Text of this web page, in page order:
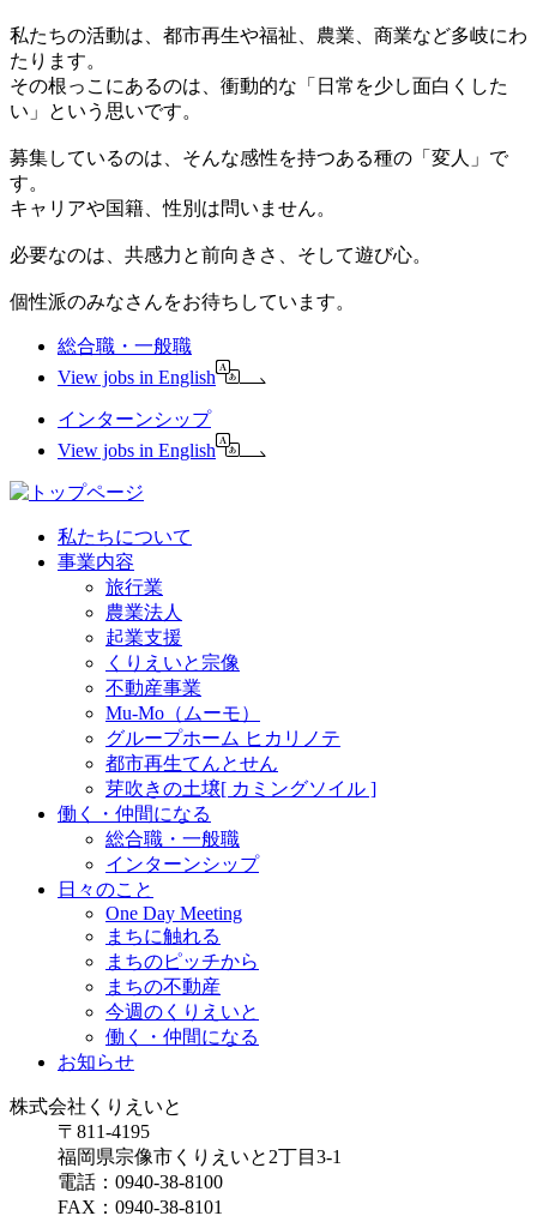
私たちの活動は、都市再生や福祉、農業、商業など多岐にわ
たります。
その根っこにあるのは、衝動的な「日常を少し面白くした
い」という思いです。
募集しているのは、そんな感性を持つある種の「変人」で
す。
キャリアや国籍、性別は問いません。
必要なのは、共感力と前向きさ、そして遊び心。
個性派のみなさんをお待ちしています。
総合職・一般職
View jobs in English
インターンシップ
View jobs in English
私たちについて
事業内容
旅行業
農業法人
起業支援
くりえいと宗像
不動産事業
Mu-Mo（ムーモ）
グループホーム ヒカリノテ
都市再生てんとせん
芽吹きの土壌[ カミングソイル ]
働く・仲間になる
総合職・一般職
インターンシップ
日々のこと
One Day Meeting
まちに触れる
まちのピッチから
まちの不動産
今週のくりえいと
働く・仲間になる
お知らせ
株式会社 くりえいと
〒811-4195
福岡県宗像市くりえいと2丁目3-1
電話：0940-38-8100
FAX：0940-38-8101